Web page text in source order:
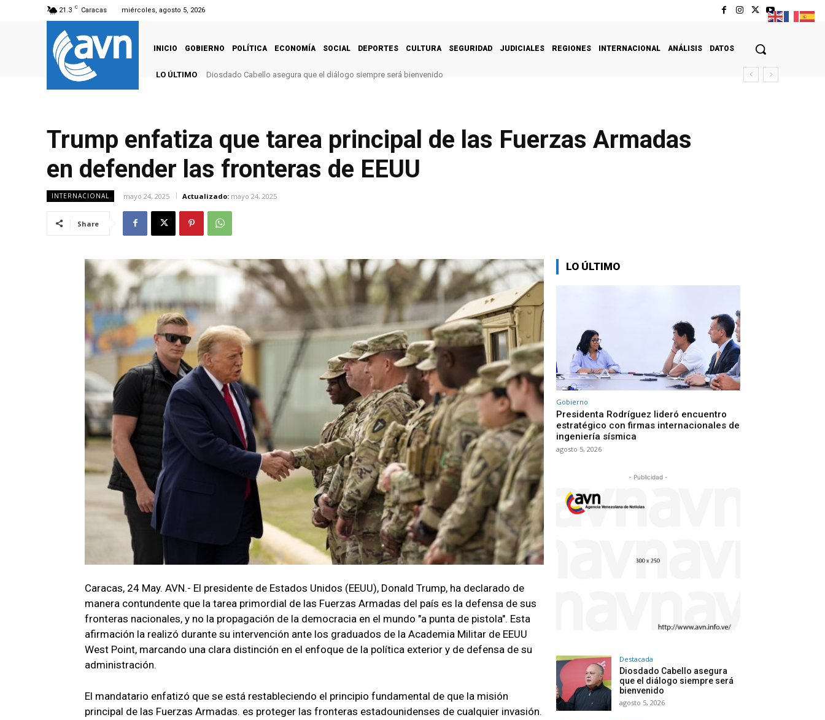
21.3 C Caracas miércoles, agosto 5, 2026
INICIO GOBIERNO POLÍTICA ECONOMÍA SOCIAL DEPORTES CULTURA SEGURIDAD JUDICIALES REGIONES INTERNACIONAL ANÁLISIS DATOS
LO ÚLTIMO Diosdado Cabello asegura que el diálogo siempre será bienvenido
Trump enfatiza que tarea principal de las Fuerzas Armadas
en defender las fronteras de EEUU
INTERNACIONAL mayo 24, 2025 Actualizado: mayo 24, 2025
Share
Caracas, 24 May. AVN.- El presidente de Estados Unidos (EEUU), Donald Trump, ha declarado de
manera contundente que la tarea primordial de las Fuerzas Armadas del país es la defensa de sus
fronteras nacionales, y no la propagación de la democracia en el mundo "a punta de pistola". Esta
afirmación la realizó durante su intervención ante los graduados de la Academia Militar de EEUU
West Point, marcando una clara distinción en el enfoque de la política exterior y de defensa de su
administración.
El mandatario enfatizó que se está restableciendo el principio fundamental de que la misión
principal de las Fuerzas Armadas. es proteger las fronteras estadounidenses de cualquier invasión.
LO ÚLTIMO
Gobierno
Presidenta Rodríguez lideró encuentro
estratégico con firmas internacionales de
ingeniería sísmica
agosto 5, 2026
- Publicidad -
Destacada
Diosdado Cabello asegura
que el diálogo siempre será
bienvenido
agosto 5, 2026